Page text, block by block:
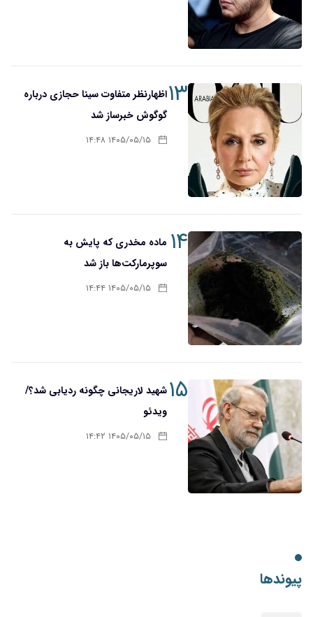
۱۳اظهارنظر متفاوت سینا حجازی درباره
گوگوش خبرساز شد
۱۴۰۵/۰۵/۱۵ ۱۴:۴۸
۱۴ ماده مخدری که پایش به
سوپرمارکت‌ها باز شد
۱۴۰۵/۰۵/۱۵ ۱۴:۴۴
۱۵شهید لاریجانی چگونه ردیابی شد؟/
ویدئو
۱۴۰۵/۰۵/۱۵ ۱۴:۴۲
پیوندها